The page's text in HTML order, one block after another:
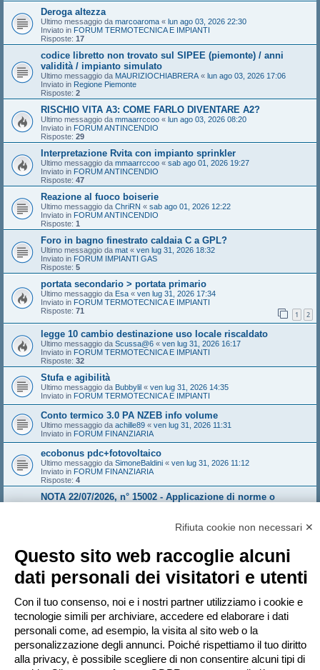
Deroga altezza
Ultimo messaggio da marcoaroma « lun ago 03, 2026 22:30
Inviato in FORUM TERMOTECNICA E IMPIANTI
Risposte: 17
codice libretto non trovato sul SIPEE (piemonte) / anni
validità / impianto simulato
Ultimo messaggio da MAURIZIOCHIABRERA « lun ago 03, 2026 17:06
Inviato in Regione Piemonte
Risposte: 2
RISCHIO VITA A3: COME FARLO DIVENTARE A2?
Ultimo messaggio da mmaarrccoo « lun ago 03, 2026 08:20
Inviato in FORUM ANTINCENDIO
Risposte: 29
Interpretazione Rvita con impianto sprinkler
Ultimo messaggio da mmaarrccoo « sab ago 01, 2026 19:27
Inviato in FORUM ANTINCENDIO
Risposte: 47
Reazione al fuoco boiserie
Ultimo messaggio da ChriRN « sab ago 01, 2026 12:22
Inviato in FORUM ANTINCENDIO
Risposte: 1
Foro in bagno finestrato caldaia C a GPL?
Ultimo messaggio da mat « ven lug 31, 2026 18:32
Inviato in FORUM IMPIANTI GAS
Risposte: 5
portata secondario > portata primario
Ultimo messaggio da Esa « ven lug 31, 2026 17:34
Inviato in FORUM TERMOTECNICA E IMPIANTI
Risposte: 71 1 2
legge 10 cambio destinazione uso locale riscaldato
Ultimo messaggio da Scussa@6 « ven lug 31, 2026 16:17
Inviato in FORUM TERMOTECNICA E IMPIANTI
Risposte: 32
Stufa e agibilità
Ultimo messaggio da Bubbylil « ven lug 31, 2026 14:35
Inviato in FORUM TERMOTECNICA E IMPIANTI
Conto termico 3.0 PA NZEB info volume
Ultimo messaggio da achille89 « ven lug 31, 2026 11:31
Inviato in FORUM FINANZIARIA
ecobonus pdc+fotovoltaico
Ultimo messaggio da SimoneBaldini « ven lug 31, 2026 11:12
Inviato in FORUM FINANZIARIA
Risposte: 4
NOTA 22/07/2026, n° 15002 - Applicazione di norme o
gio lug 30, 2026 22:34
GRUPPO ELETTROGENO
Ultimo messaggio daweareblind« gio lug 30, 2026 20:40
Inviato in FORUM ANTINCENDIO
Risposte:
Revamping e nuove Linee Guida FV 2025
Ultimo messaggio daweareblind«gio lug 30, 2026 20:39
Inviato in
FORUM ANTINCENDIO
Risposte:3
La ricerca ha trovato 36 risultati • Pagina
Rifiuta cookie non necessari ✕
Questo sito web raccoglie alcuni
dati personali dei visitatori e utenti
Con il tuo consenso, noi e i nostri partner utilizziamo i cookie e
tecnologie simili per archiviare, accedere ed elaborare i dati
personali come, ad esempio, la visita al sito web o la
personalizzazione degli annunci. Poiché rispettiamo il tuo diritto
alla privacy, è possibile scegliere di non consentire alcuni tipi di